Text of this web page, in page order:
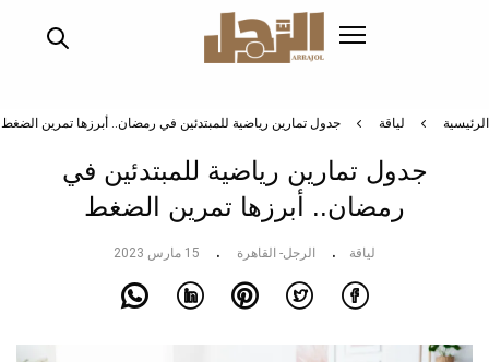
الرئيسية لياقة جدول تمارين رياضية للمبتدئين في رمضان.. أبرزها تمرين الضغط
جدول تمارين رياضية للمبتدئين في
رمضان.. أبرزها تمرين الضغط
لياقة الرجل- القاهرة 15 مارس 2023